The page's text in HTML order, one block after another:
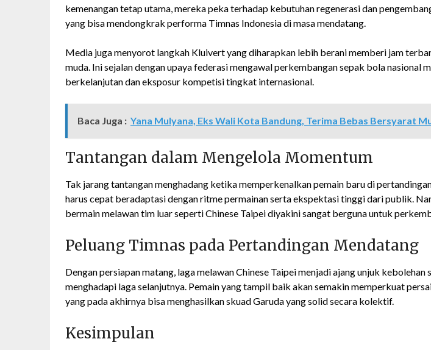
kemenangan tetap utama, mereka peka terhadap kebutuhan regenerasi dan
yang bisa mendongkrak performa Timnas Indonesia di masa mendatang.
Media juga menyorot langkah Kluivert yang diharapkan lebih berani memberi jam
muda. Ini sejalan dengan upaya federasi mengawal perkembangan sepak bola nasional
berkelanjutan dan eksposur kompetisi tingkat internasional.
Baca Juga : Yana Mulyana, Eks Wali Kota Bandung, Terima Bebas Bersyarat
Tantangan dalam Mengelola Momentum
Tak jarang tantangan menghadang ketika memperkenalkan pemain baru di
harus cepat beradaptasi dengan ritme permainan serta ekspektasi tinggi dari publik.
bermain melawan tim luar seperti Chinese Taipei diyakini sangat berguna untuk
Peluang Timnas pada Pertandingan Mendatang
Dengan persiapan matang, laga melawan Chinese Taipei menjadi ajang unjuk kebolehan
menghadapi laga selanjutnya. Pemain yang tampil baik akan semakin memperkuat
yang pada akhirnya bisa menghasilkan skuad Garuda yang solid secara kolektif.
Kesimpulan